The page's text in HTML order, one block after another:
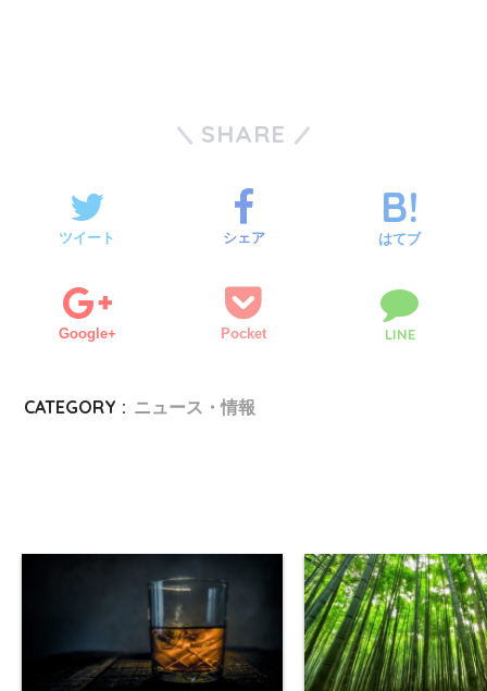
SHARE
ツイート シェア はてブ
Google+ Pocket LINE
CATEGORY : ニュース・情報